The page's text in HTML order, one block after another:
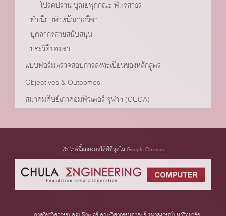
โปรดปราน บุณยพุกกณะ พิตรสาธร
ทำเนียบหัวหน้าภาควิชา
บุคลากรสายสนับสนุน
ประวัติของเรา
แบบฟอร์มตรวจสอบการลงทะเบียนของหลักสูตร
Objectives & Outcomes
สมาคมศิษย์เก่าคอมพิวเตอร์ จุฬาฯ (CUCA)
เว็บไซต์นี้แสดงผลได้ดีที่สุดในGoogle Chrome